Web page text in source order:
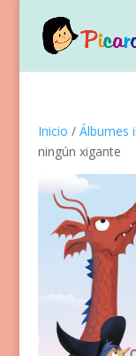
Inicio / Álbumes
ningún xigante